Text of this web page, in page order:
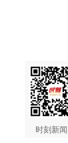
时刻新闻